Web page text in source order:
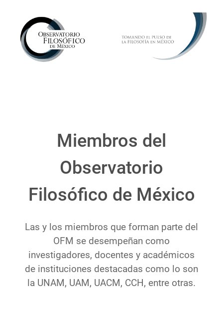
Miembros del
Observatorio
Filosófico de México
Las y los miembros que forman parte del
OFM se desempeñan como
investigadores, docentes y académicos
de instituciones destacadas como lo son
la UNAM, UAM, UACM, CCH, entre otras.